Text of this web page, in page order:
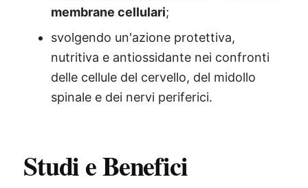
membrane cellulari;
svolgendo un'azione protettiva,
nutritiva e antiossidante nei confronti
delle cellule del cervello, del midollo
spinale e dei nervi periferici.
Studi e Benefici